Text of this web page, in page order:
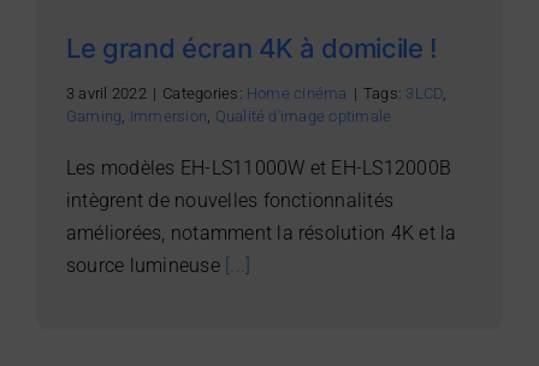
Le grand écran 4K à domicile !
3 avril 2022 | Categories: Home cinéma | Tags: 3LCD,
Gaming, Immersion, Qualité d'image optimale
Les modèles EH-LS11000W et EH-LS12000B
intègrent de nouvelles fonctionnalités
améliorées, notamment la résolution 4K et la
source lumineuse[...]